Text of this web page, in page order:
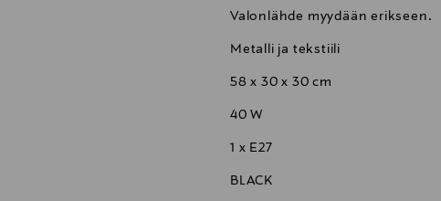
Valonlähde myydään erikseen.
Metalli ja tekstiili
58 x 30 x 30 cm
40 W
1 x E27
BLACK